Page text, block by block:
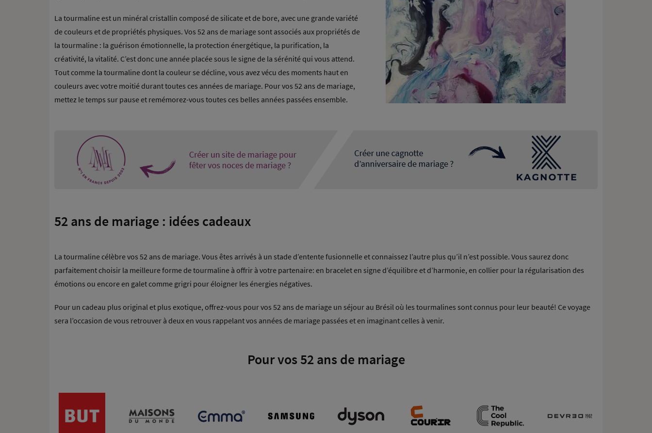
La tourmaline est un minéral cristallin composé de silicate et de bore, avec une grande variété
de couleurs et de propriétés physiques. Vos 52 ans de mariage sont associés aux propriétés de
la tourmaline : la guérison émotionnelle, la protection énergétique, la purification, la
créativité, la vitalité. C’est donc une année placée sous le signe de la sérénité qui vous attend.
Tout comme la tourmaline dont la couleur se décline, vous avez vécu des moments haut en
couleurs avec votre moitié durant toutes ces années de mariage. Pour vos 52 ans de mariage,
mettez le temps sur pause et remémorez-vous toutes ces belles années passées ensemble.
52 ans de mariage : idées cadeaux
La tourmaline célèbre vos 52 ans de mariage. Vous êtes arrivés à un stade d’entente fusionnelle et connaissez l’autre plus qu’il n’est possible. Vous saurez donc
parfaitement choisir la meilleure forme de tourmaline à offrir à votre partenaire: en bracelet en signe d’équilibre et d’harmonie, en collier pour la régularisation des
émotions ou encore en galet comme grigri pour éloigner les énergies négatives.
Pour un cadeau plus original et plus exotique, offrez-vous pour vos 52 ans de mariage un séjour au Brésil où les tourmalines sont connus pour leur beauté! Ce voyage
sera l’occasion de vous retrouver à deux en vous rappelant vos années de mariage passées et en imaginant celles à venir.
Pour vos 52 ans de mariage